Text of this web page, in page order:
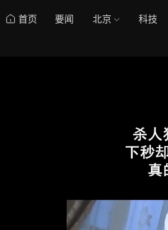
首页 要闻 北京 科技